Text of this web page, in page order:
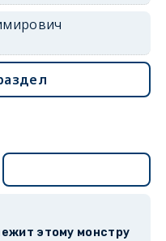
этому монстру